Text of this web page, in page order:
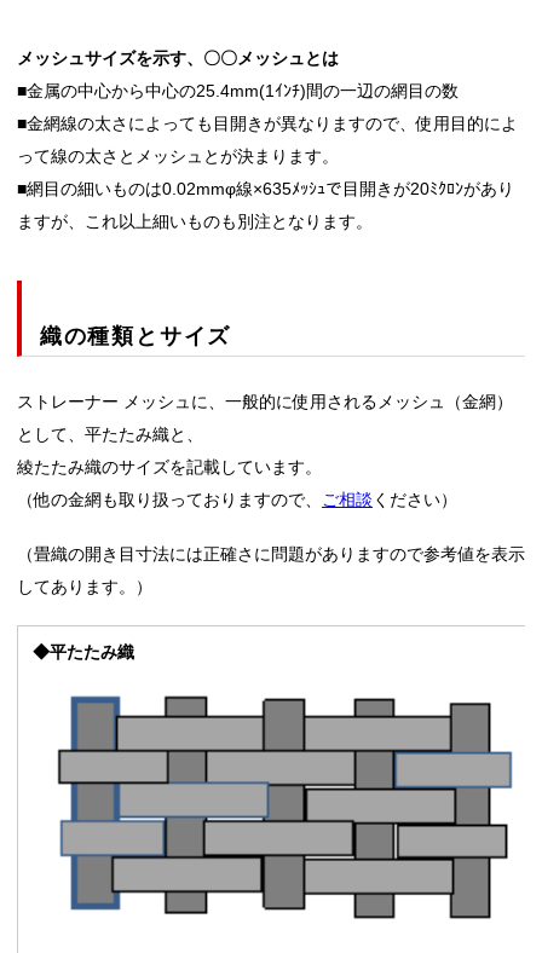
メッシュサイズを示す、〇〇メッシュとは
■金属の中心から中心の25.4mm(1ｲﾝﾁ)間の一辺の網目の数
■金網線の太さによっても目開きが異なりますので、使用目的によ
って線の太さとメッシュとが決まります。
■網目の細いものは0.02mmφ線×635ﾒｯｼｭで目開きが20ﾐｸﾛﾝがあり
ますが、これ以上細いものも別注となります。
織の種類とサイズ
ストレーナー メッシュに、一般的に使用されるメッシュ（金網）
として、平たたみ織と、
綾たたみ織のサイズを記載しています。
（他の金網も取り扱っておりますので、 ご相談 ください）
（畳織の開き目寸法には正確さに問題がありますので参考値を表示
してあります。）
◆平たたみ織